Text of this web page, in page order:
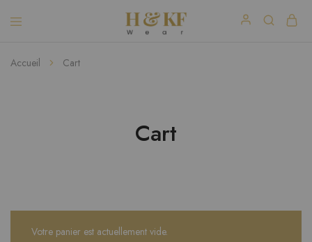
Accueil Cart
Cart
Votre panier est actuellement vide.